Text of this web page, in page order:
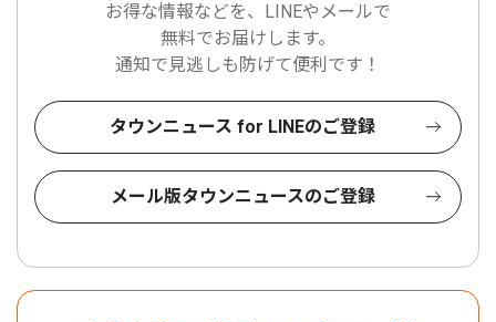
お得な情報などを、LINEやメールで
無料でお届けします。
通知で見逃しも防げて便利です！
タウンニュース for LINEのご登録
メール版タウンニュースのご登録